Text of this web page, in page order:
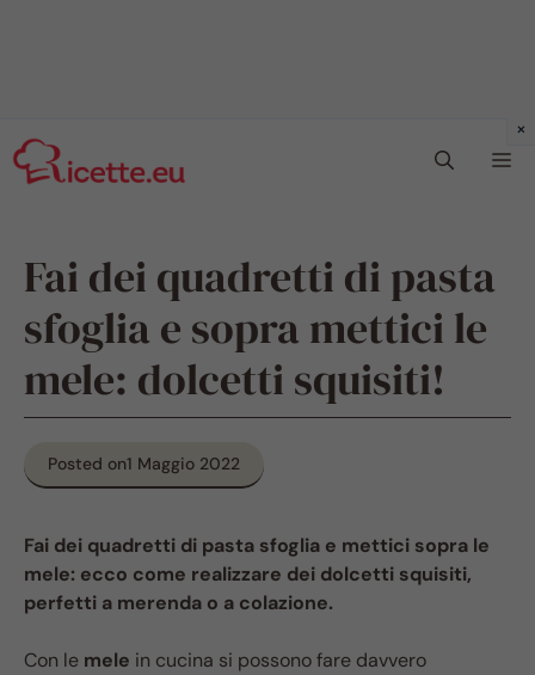
al
contenuto
Fai dei quadretti di pasta
sfoglia e sopra mettici le
mele: dolcetti squisiti!
Posted on1 Maggio 2022
Fai dei quadretti di pasta sfoglia e mettici sopra le
mele: ecco come realizzare dei dolcetti squisiti,
perfetti a merenda o a colazione.
Con le mele in cucina si possono fare davvero